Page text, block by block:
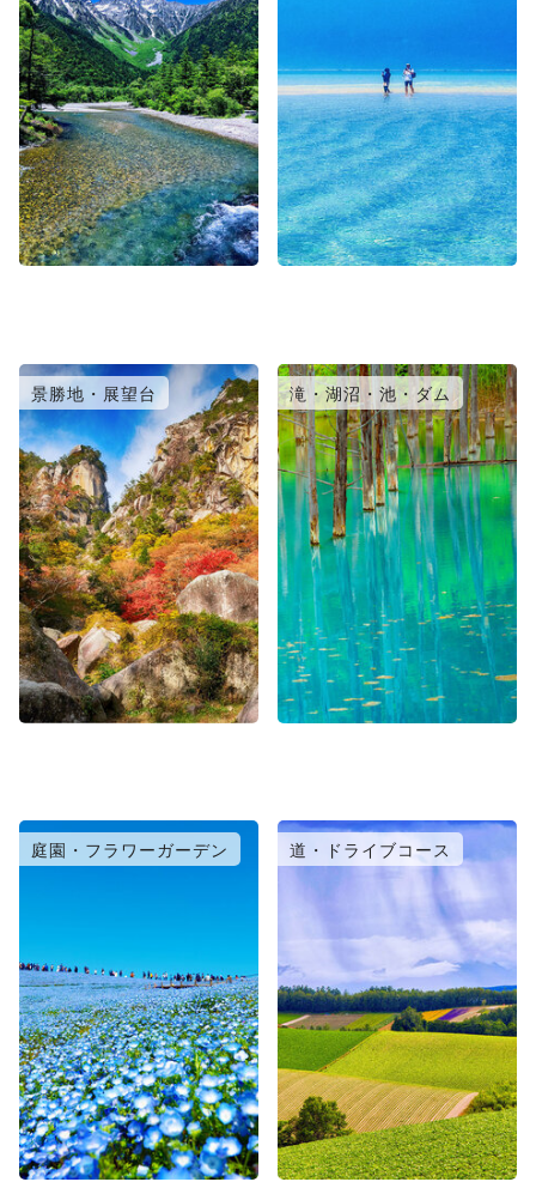
景勝地・展望台 滝・湖沼・池・ダム
庭園・フラワーガーデン 道・ドライブコース